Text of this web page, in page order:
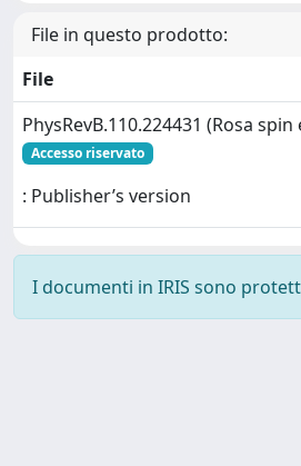
File in questo prodotto:
File
PhysRevB.110.224431 (Rosa
Accesso riservato
: Publisher’s version
I documenti in IRIS sono